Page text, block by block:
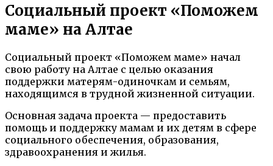
Социальный проект «Поможем
маме» на Алтае
Социальный проект «Поможем маме» начал
свою работу на Алтае с целью оказания
поддержки матерям-одиночкам и семьям,
находящимся в трудной жизненной ситуации.
Основная задача проекта — предоставить
помощь и поддержку мамам и их детям в сфере
социального обеспечения, образования,
здравоохранения и жилья.